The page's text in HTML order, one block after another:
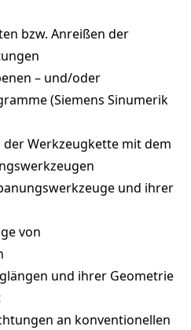
bzw. Anreißen der
– und/oder
(Siemens Sinumerik
Werkzeugkette mit dem
und ihrer
von
und ihrer Geometrie
an konventionellen